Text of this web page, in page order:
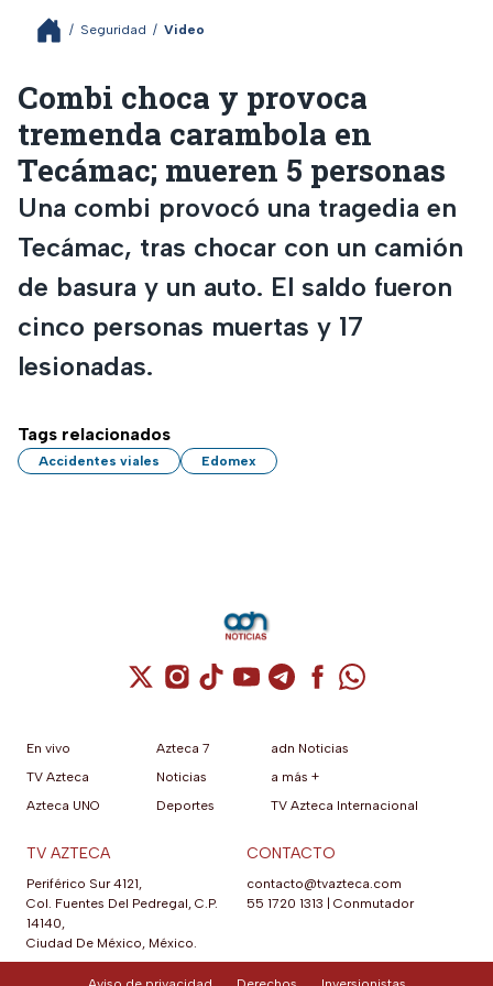
/ Seguridad / Video
Combi choca y provoca
tremenda carambola en
Tecámac; mueren 5 personas
Una combi provocó una tragedia en
Tecámac, tras chocar con un camión
de basura y un auto. El saldo fueron
cinco personas muertas y 17
lesionadas.
Tags relacionados
Accidentes viales Edomex
Cuenta de X / Twitter (se abre en una
Cuenta de Instagram (se abre en una
Cuenta de TikTok (se abre en
Cuenta de YouTube (se abre
Cuenta de Telegram (se
Cuenta de
Cuenta de
En vivo
TV Azteca
Azteca UNO
Azteca 7
Noticias
Deportes
adn Noticias
a más +
TV Azteca Internacional
TV AZTECA
Periférico Sur 4121,
Col. Fuentes Del Pedregal, C.P.
14140,
Ciudad De México, México.
CONTACTO
contacto@tvazteca.com
55 1720 1313 | Conmutador